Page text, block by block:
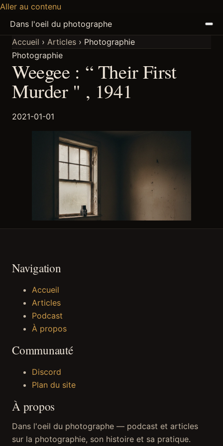
Aller au contenu
Dans l'oeil du photographe
ACCUEIL
ARTICLES
Accueil › Articles › Photographie
Photographie
Weegee : “ Their First
Murder " , 1941
2021-01-01
Navigation
Accueil
Articles
Podcast
À propos
Communauté
Discord
Plan du site
À propos
Dans l'oeil du photographe — podcast et articles
sur la photographie, son histoire et sa pratique.